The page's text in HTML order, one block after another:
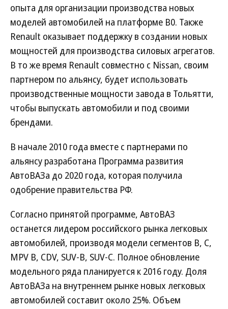
опыта для организации производства новых
моделей автомобилей на платформе В0. Также
Renault оказывает поддержку в создании новых
мощностей для производства силовых агрегатов.
В то же время Renault совместно с Nissan, своим
партнером по альянсу, будет использовать
производственные мощности завода в Тольятти,
чтобы выпускать автомобили и под своими
брендами.
В начале 2010 года вместе с партнерами по
альянсу разработана Программа развития
АвтоВАЗа до 2020 года, которая получила
одобрение правительства РФ.
Согласно принятой программе, АвтоВАЗ
останется лидером российского рынка легковых
автомобилей, производя модели сегментов B, С,
MPV B, CDV, SUV-B, SUV-C. Полное обновление
модельного ряда планируется к 2016 году. Доля
АвтоВАЗа на внутреннем рынке новых легковых
автомобилей составит около 25%. Объем